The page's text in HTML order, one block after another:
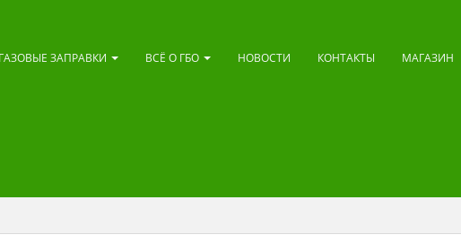
ГАЗОВЫЕ ЗАПРАВКИ ВСЁ О ГБО НОВОСТИ КОНТАКТЫ МАГАЗИН